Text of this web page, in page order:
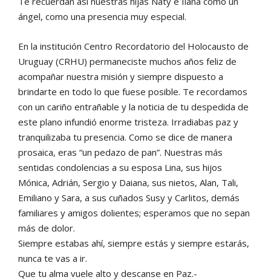
ángel, como una presencia muy especial.
En la institución Centro Recordatorio del Holocausto de
Uruguay (CRHU) permaneciste muchos años feliz de
acompañar nuestra misión y siempre dispuesto a
brindarte en todo lo que fuese posible. Te recordamos
con un cariño entrañable y la noticia de tu despedida de
este plano infundió enorme tristeza. Irradiabas paz y
tranquilizaba tu presencia. Como se dice de manera
prosaica, eras “un pedazo de pan”. Nuestras más
sentidas condolencias a su esposa Lina, sus hijos
Mónica, Adrián, Sergio y Daiana, sus nietos, Alan, Tali,
Emiliano y Sara, a sus cuñados Susy y Carlitos, demás
familiares y amigos dolientes; esperamos que no sepan
más de dolor.
Siempre estabas ahí, siempre estás y siempre estarás,
nunca te vas a ir.
Que tu alma vuele alto y descanse en Paz.-